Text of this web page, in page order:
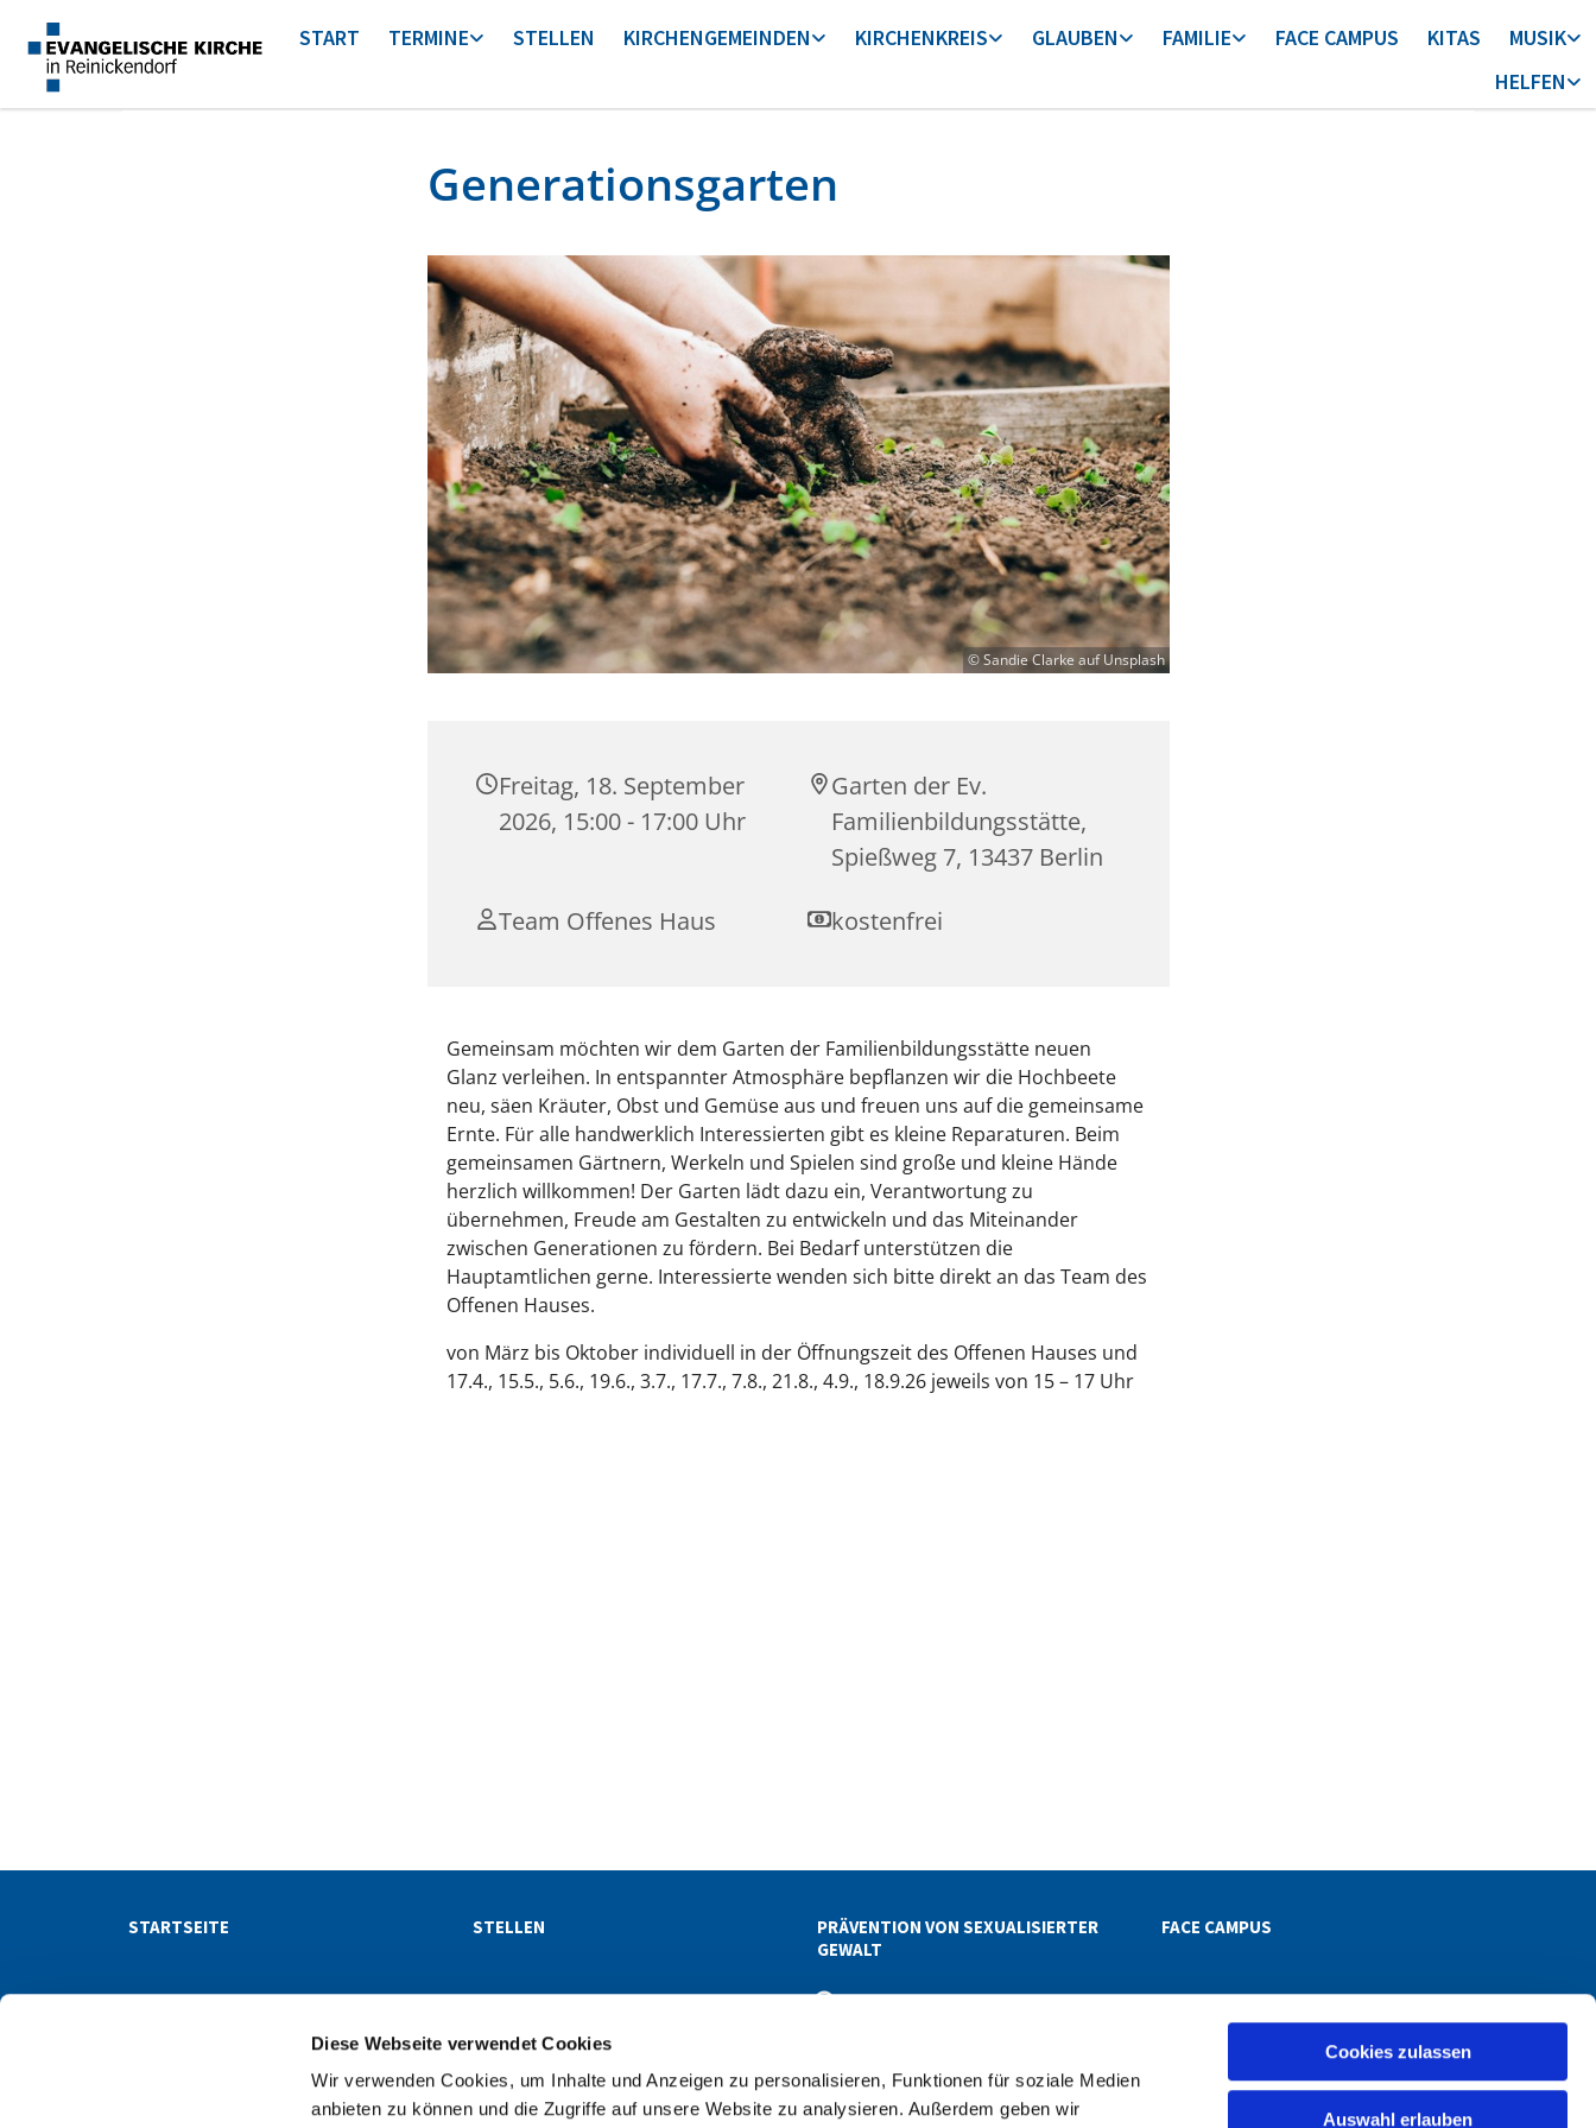
Diese Webseite verwendet Cookies
Wir verwenden Cookies, um Inhalte und Anzeigen zu personalisieren, Funktionen für soziale Medien
anbieten zu können und die Zugriffe auf unsere Website zu analysieren. Außerdem geben wir
Cookies zulassen
Auswahl erlauben
START TERMINE STELLEN KIRCHENGEMEINDEN KIRCHENKREIS GLAUBEN FAMILIE FACE CAMPUS KITAS
MUSIK
HELFEN
Generationsgarten
© Sandie Clarke auf Unsplash
Freitag, 18. September
2026, 15:00 - 17:00 Uhr
Garten der Ev.
Familienbildungsstätte,
Spießweg 7, 13437 Berlin
Team Offenes Haus
kostenfrei
Gemeinsam möchten wir dem Garten der Familienbildungsstätte neuen
Glanz verleihen. In entspannter Atmosphäre bepflanzen wir die Hochbeete
neu, säen Kräuter, Obst und Gemüse aus und freuen uns auf die gemeinsame
Ernte. Für alle handwerklich Interessierten gibt es kleine Reparaturen. Beim
gemeinsamen Gärtnern, Werkeln und Spielen sind große und kleine Hände
herzlich willkommen! Der Garten lädt dazu ein, Verantwortung zu
übernehmen, Freude am Gestalten zu entwickeln und das Miteinander
zwischen Generationen zu fördern. Bei Bedarf unterstützen die
Hauptamtlichen gerne. Interessierte wenden sich bitte direkt an das Team des
Offenen Hauses.
von März bis Oktober individuell in der Öffnungszeit des Offenen Hauses und
17.4., 15.5., 5.6., 19.6., 3.7., 17.7., 7.8., 21.8., 4.9., 18.9.26 jeweils von 15 – 17 Uhr
STARTSEITE STELLEN
PRÄVENTION VON SEXUALISIERTER
GEWALT
FACE CAMPUS
Evangelischer Kirchenkreis Reinickendorf  030 411 19 19 superintendentur@kirchenkreis-reinickendorf.de